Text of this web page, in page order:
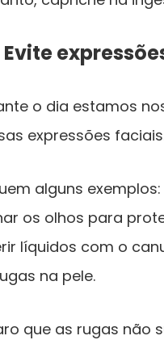
Evite
o dia estamos
expressões
alguns
os olhos para
líquidos com o
na pele.
que as rugas não